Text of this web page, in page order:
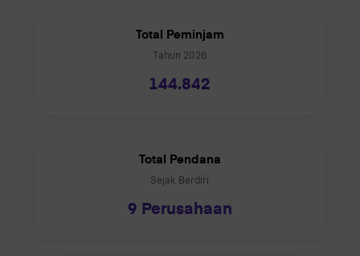
Total Peminjam
Tahun 2026
144.842
Total Pendana
Sejak Berdiri
9 Perusahaan